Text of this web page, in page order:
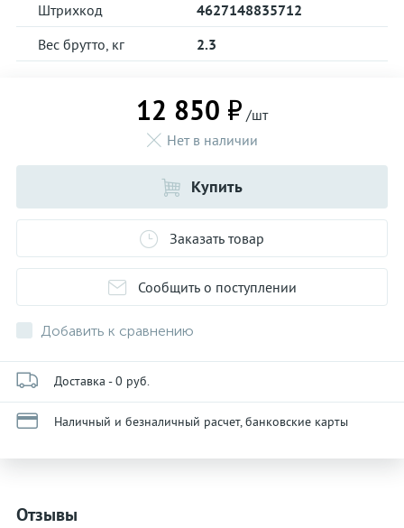
Штрихкод
4627148835712
Вес брутто, кг
2.3
12 850 ₽ /шт
Нет в наличии
Купить
Заказать товар
Сообщить о поступлении
Добавить к сравнению
Доставка - 0 руб.
Наличный и безналичный расчет, банковские карты
Отзывы